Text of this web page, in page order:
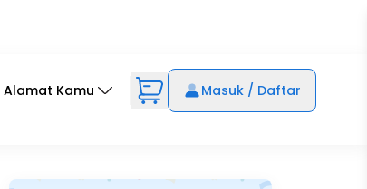
Alamat Kamu Masuk / Daftar